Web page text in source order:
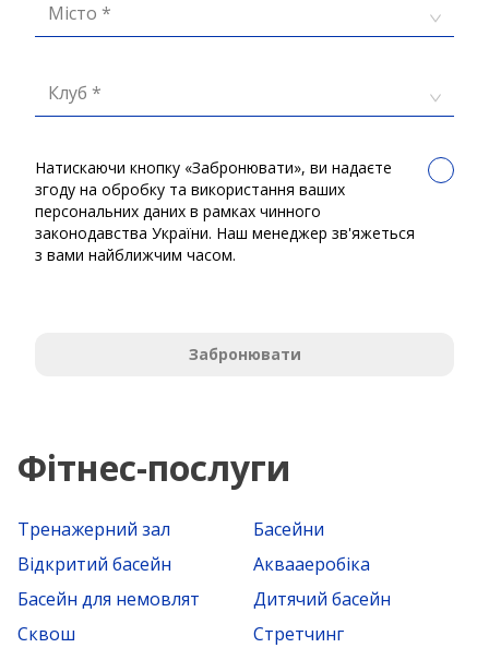
Місто *
Клуб *
Натискаючи кнопку «Забронювати», ви надаєте
згоду на обробку та використання ваших
персональних даних в рамках чинного
законодавства України. Наш менеджер зв'яжеться
з вами найближчим часом.
Забронювати
Фітнес-послуги
Тренажерний зал
Басейни
Відкритий басейн
Аквааеробіка
Басейн для немовлят
Дитячий басейн
Сквош
Стретчинг